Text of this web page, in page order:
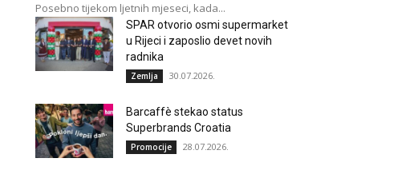
Posebno tijekom ljetnih mjeseci, kada...
SPAR otvorio osmi supermarket
u Rijeci i zaposlio devet novih
radnika
Zemlja 30.07.2026.
Barcaffè stekao status
Superbrands Croatia
Promocije 28.07.2026.